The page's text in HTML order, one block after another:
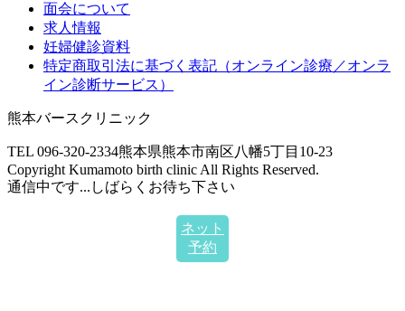
面会について
求人情報
妊婦健診資料
特定商取引法に基づく表記（オンライン診療／オンラ
イン診断サービス）
熊本バースクリニック
TEL 096-320-2334熊本県熊本市南区八幡5丁目10-23
Copyright Kumamoto birth clinic All Rights Reserved.
通信中です...しばらくお待ち下さい
ネット
予約